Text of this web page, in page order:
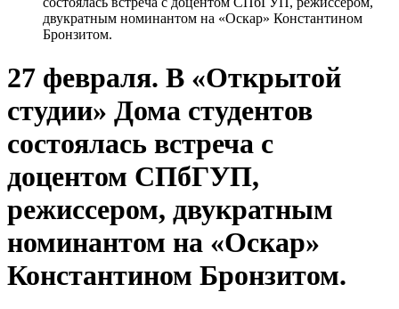
двукратным номинантом на «Оскар» Константином
Бронзитом.
27 февраля. В «Открытой
студии» Дома студентов
состоялась встреча с
доцентом СПбГУП,
режиссером, двукратным
номинантом на «Оскар»
Константином Бронзитом.